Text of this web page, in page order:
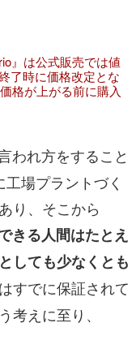
』は公式販売では値
了時に価格改定とな
格が上がる前に購入
われ方をすること
場プラントづく
り、そこから
きる人間はたとえ
しても少なくとも
すでに保証されて
考えに至り、